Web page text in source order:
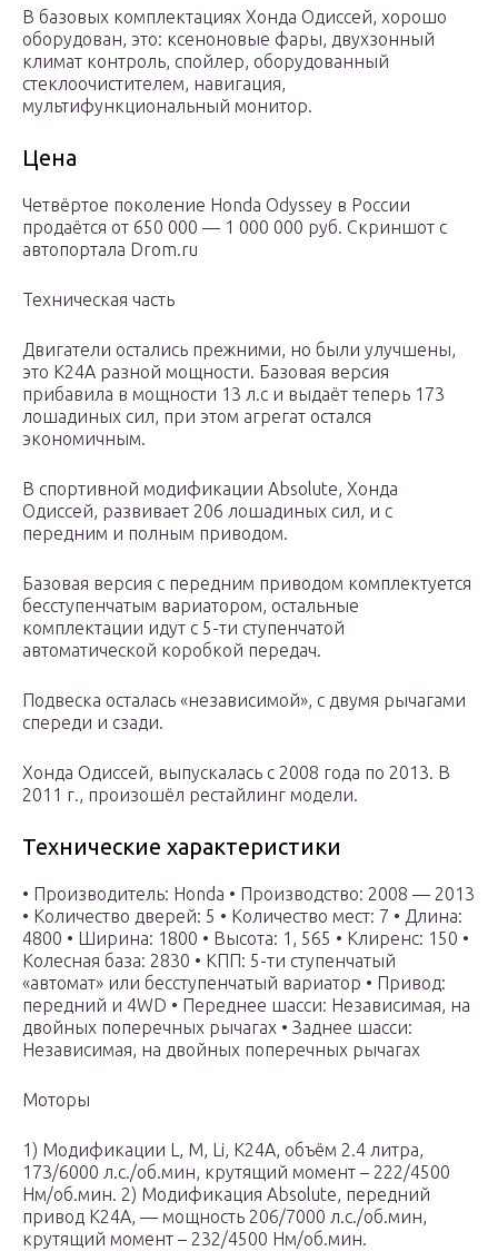
В базовых комплектациях Хонда Одиссей, хорошо
оборудован, это: ксеноновые фары, двухзонный
климат контроль, спойлер, оборудованный
стеклоочистителем, навигация,
мультифункциональный монитор.
Цена
Четвёртое поколение Honda Odyssey в России
продаётся от 650 000 — 1 000 000 руб. Скриншот с
автопортала Drom.ru
Техническая часть
Двигатели остались прежними, но были улучшены,
это К24A разной мощности. Базовая версия
прибавила в мощности 13 л.с и выдаёт теперь 173
лошадиных сил, при этом агрегат остался
экономичным.
В спортивной модификации Absolute, Хонда
Одиссей, развивает 206 лошадиных сил, и с
передним и полным приводом.
Базовая версия с передним приводом комплектуется
бесступенчатым вариатором, остальные
комплектации идут с 5-ти ступенчатой
автоматической коробкой передач.
Подвеска осталась «независимой», с двумя рычагами
спереди и сзади.
Хонда Одиссей, выпускалась с 2008 года по 2013. В
2011 г., произошёл рестайлинг модели.
Технические характеристики
• Производитель: Honda • Производство: 2008 — 2013
• Количество дверей: 5 • Количество мест: 7 • Длина:
4800 • Ширина: 1800 • Высота: 1, 565 • Клиренс: 150 •
Колесная база: 2830 • КПП: 5-ти ступенчатый
«автомат» или бесступенчатый вариатор • Привод:
передний и 4WD • Переднее шасси: Независимая, на
двойных поперечных рычагах • Заднее шасси:
Независимая, на двойных поперечных рычагах
Моторы
1) Модификации L, M, Li, К24A, объём 2.4 литра,
173/6000 л.с./об.мин, крутящий момент – 222/4500
Нм/об.мин. 2) Модификация Absolute, передний
привод K24A, — мощность 206/7000 л.с./об.мин,
крутящий момент – 232/4500 Нм/об.мин.